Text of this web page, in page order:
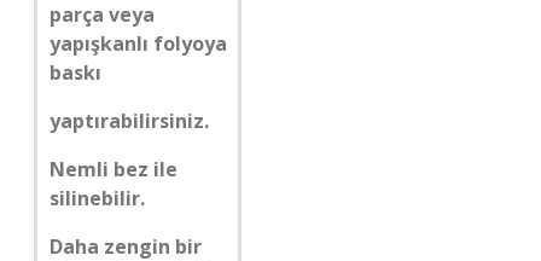
parça veya
yapışkanlı folyoya
baskı
yaptırabilirsiniz.
Nemli bez ile
silinebilir.
Daha zengin bir